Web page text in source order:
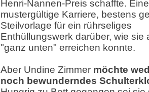
Henri-Nannen-Preis schaffte. Eine
mustergültige Karriere, bestens
Steilvorlage für ein rührseliges
Enthüllungswerk darüber, wie sie
"ganz unten" erreichen konnte.
Aber Undine Zimmer möchte
noch bewunderndes